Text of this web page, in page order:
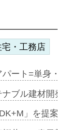
宅・工務店
ート=単身
ブル建材
」を提